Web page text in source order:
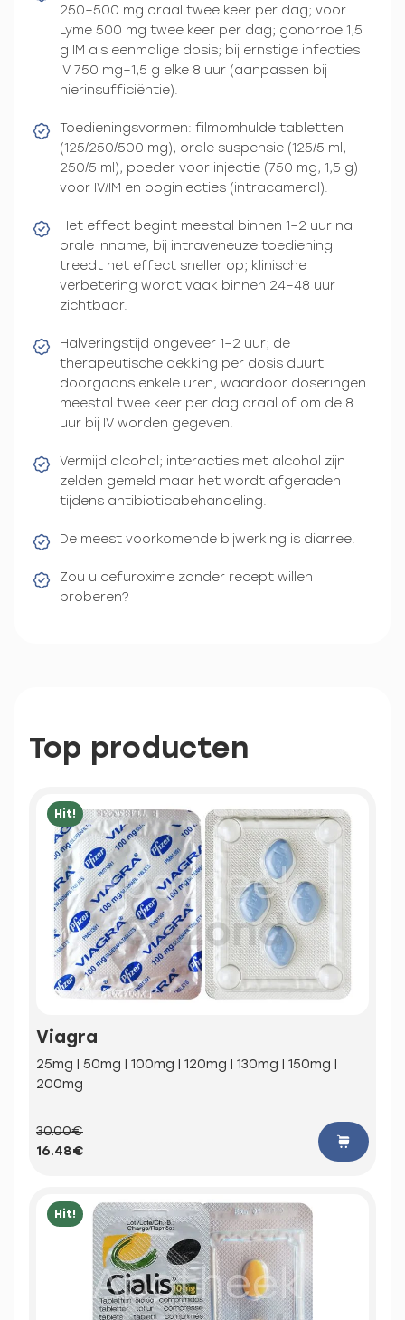
250–500 mg oraal twee keer per dag; voor
Lyme 500 mg twee keer per dag; gonorroe 1,5
g IM als eenmalige dosis; bij ernstige infecties
IV 750 mg–1,5 g elke 8 uur (aanpassen bij
nierinsufficiëntie).
Toedieningsvormen: filmomhulde tabletten
(125/250/500 mg), orale suspensie (125/5 ml,
250/5 ml), poeder voor injectie (750 mg, 1,5 g)
voor IV/IM en ooginjecties (intracameral).
Het effect begint meestal binnen 1–2 uur na
orale inname; bij intraveneuze toediening
treedt het effect sneller op; klinische
verbetering wordt vaak binnen 24–48 uur
zichtbaar.
Halveringstijd ongeveer 1–2 uur; de
therapeutische dekking per dosis duurt
doorgaans enkele uren, waardoor doseringen
meestal twee keer per dag oraal of om de 8
uur bij IV worden gegeven.
Vermijd alcohol; interacties met alcohol zijn
zelden gemeld maar het wordt afgeraden
tijdens antibioticabehandeling.
De meest voorkomende bijwerking is diarree.
Zou u cefuroxime zonder recept willen
proberen?
Top producten
Hit!
Viagra
25mg | 50mg | 100mg | 120mg | 130mg | 150mg |
200mg
30.00€
16.48€
Hit!